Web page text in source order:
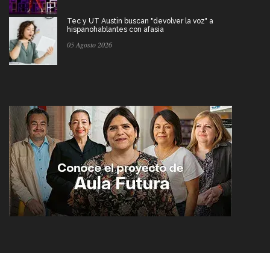
Tec y UT Austin buscan "devolver la voz" a
hispanohablantes con afasia
05 Agosto 2026